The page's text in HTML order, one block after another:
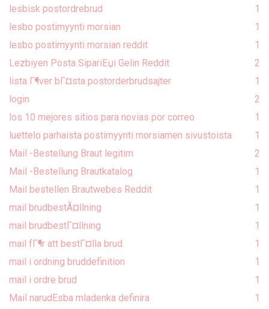
lesbisk postordrebrud
1
lesbo postimyynti morsian
1
lesbo postimyynti morsian reddit
1
Lezbiyen Posta SipariЕџi Gelin Reddit
2
lista Г¶ver bГ¤sta postorderbrudsajter
1
login
2
los 10 mejores sitios para novias por correo
1
luettelo parhaista postimyynti morsiamen sivustoista
1
Mail -Bestellung Braut legitim
2
Mail -Bestellung Brautkatalog
1
Mail bestellen Brautwebes Reddit
1
mail brudbestÃ¤llning
1
mail brudbestГ¤llning
1
mail fГ¶r att bestГ¤lla brud
1
mail i ordning bruddefinition
1
mail i ordre brud
1
Mail narudЕѕba mladenka definira
1